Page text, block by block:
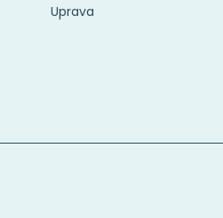
Uprava